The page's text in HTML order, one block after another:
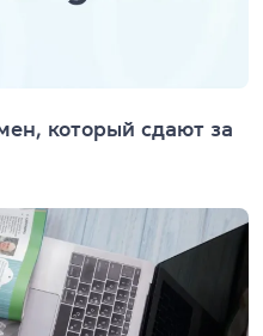
который сдают за